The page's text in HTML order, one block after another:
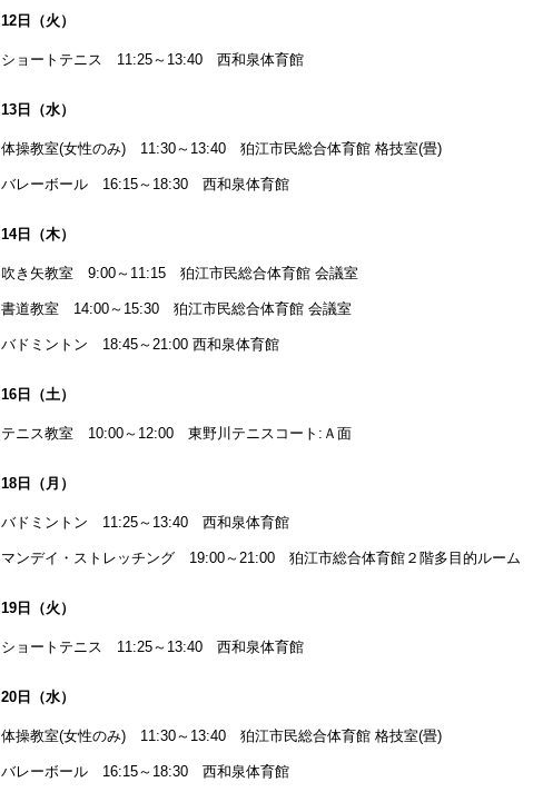
12日（火）
ショートテニス 11:25～13:40 西和泉体育館
13日（水）
体操教室(女性のみ) 11:30～13:40 狛江市民総合体育館 格技室(畳)
バレーボール 16:15～18:30 西和泉体育館
14日（木）
吹き矢教室 9:00～11:15 狛江市民総合体育館 会議室
書道教室 14:00～15:30 狛江市民総合体育館 会議室
バドミントン 18:45～21:00 西和泉体育館
16日（土）
テニス教室 10:00～12:00 東野川テニスコート:Ａ面
18日（月）
バドミントン 11:25～13:40 西和泉体育館
マンデイ・ストレッチング 19:00～21:00 狛江市総合体育館２階多目的ルーム
19日（火）
ショートテニス 11:25～13:40 西和泉体育館
20日（水）
体操教室(女性のみ) 11:30～13:40 狛江市民総合体育館 格技室(畳)
バレーボール 16:15～18:30 西和泉体育館